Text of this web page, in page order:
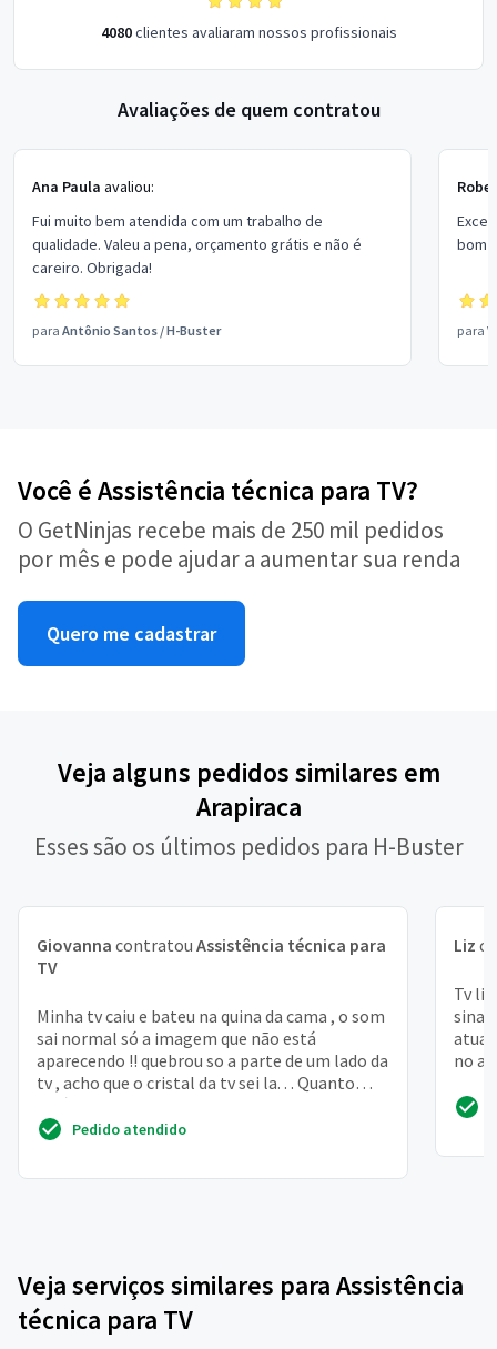
4080clientes avaliaram nossos profissionais
Avaliações de quem contratou
Ana Paula avaliou:
Fui muito bem atendida com um trabalho de
qualidade. Valeu a pena, orçamento grátis e não é
careiro. Obrigada!
para Antônio Santos /H-Buster
bom
para
Você é Assistência técnica para TV?
O GetNinjas recebe mais de 250 mil pedidos
por mês e pode ajudar a aumentar sua renda
Quero me cadastrar
Veja alguns pedidos similares em
Arapiraca
Esses são os últimos pedidos para H-Buster
Giovanna contratou Assistência técnica para
TV
Minha tv caiu e bateu na quina da cama , o som
sai normal só a imagem que não está
aparecendo !! quebrou so a parte de um lado da
tv , acho que o cristal da tv sei la. . . Quanto
será que...
Pedido atendido
Liz
Tv
sinal
no
Veja serviços similares para Assistência
técnica para TV